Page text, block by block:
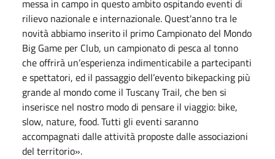
messa in campo in questo ambito ospitando eventi di
rilievo nazionale e internazionale. Quest'anno tra le
novità abbiamo inserito il primo Campionato del Mondo
Big Game per Club, un campionato di pesca al tonno
che offrirà un’esperienza indimenticabile a partecipanti
e spettatori, ed il passaggio dell’evento bikepacking più
grande al mondo come il Tuscany Trail, che ben si
inserisce nel nostro modo di pensare il viaggio: bike,
slow, nature, food. Tutti gli eventi saranno
accompagnati dalle attività proposte dalle associazioni
del territorio».